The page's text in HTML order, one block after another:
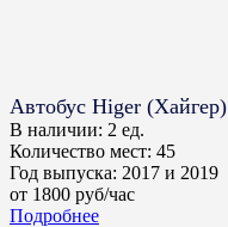
Автобус Higer (Хайгер)
В наличии: 2 ед.
Количество мест: 45
Год выпуска: 2017 и 2019
от 1800 руб/час
Подробнее